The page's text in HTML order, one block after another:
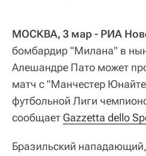
МОСКВА, 3 мар - РИА
бомбардир "Милана" в
Алешандре Пато может
матч с "Манчестер
футбольной Лиги
сообщает Gazzetta dello
Бразильский